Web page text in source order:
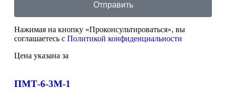
Отправить
Нажимая на кнопку «Проконсультироваться», вы
соглашаетесь с Политикой конфиденциальности
Цена указана за
ПМТ-6-3М-1